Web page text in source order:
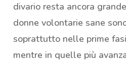
divario resta ancora
donne volontarie sane
soprattutto nelle prime
mentre in quelle più